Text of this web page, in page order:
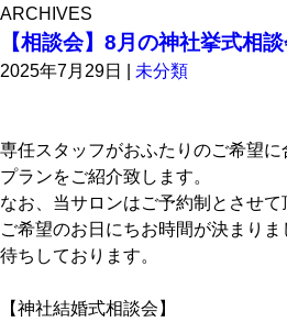
ARCHIVES
【相談会】8月の神社挙式相
2025年7月29日 未分類
専任スタッフがおふたりのご希望に
プランをご紹介致します。
なお、当サロンはご予約制とさせて
ご希望のお日にちお時間が決まり
待ちしております。
【神社結婚式相談会】